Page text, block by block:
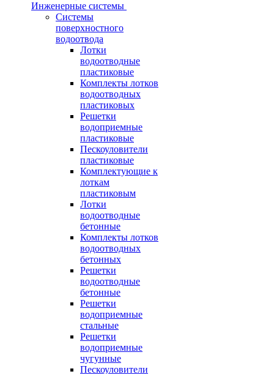
Инженерные системы
Системы
поверхностного
водоотвода
Лотки
водоотводные
пластиковые
Комплекты лотков
водоотводных
пластиковых
Решетки
водоприемные
пластиковые
Пескоуловители
пластиковые
Комплектующие к
лоткам
пластиковым
Лотки
водоотводные
бетонные
Комплекты лотков
водоотводных
бетонных
Решетки
водоотводные
бетонные
Решетки
водоприемные
стальные
Решетки
водоприемные
чугунные
Пескоуловители